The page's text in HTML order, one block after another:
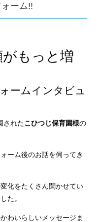
ーム!!
もっと増
ームインタビュ
されたこひつじ保育園様の
ーム後のお話を伺ってき
化をたくさん聞かせてい
た。
わいらしいメッセージま